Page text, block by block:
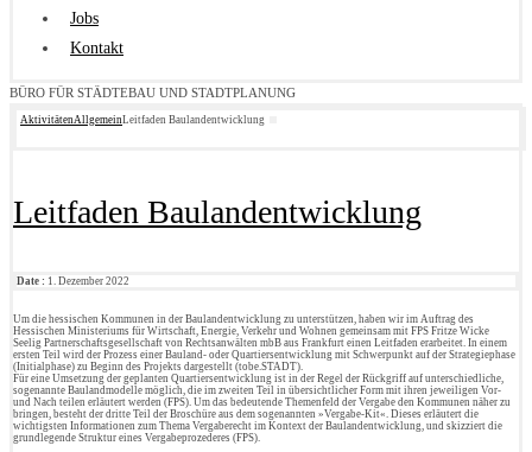
Jobs
Kontakt
BÜRO FÜR STÄDTEBAU UND STADTPLANUNG
AktivitätenAllgemeinLeitfaden Baulandentwicklung
Leitfaden Baulandentwicklung
Date : 1. Dezember 2022
Um die hessischen Kommunen in der Baulandentwicklung zu unterstützen, haben wir im Auftrag des
Hessischen Ministeriums für Wirtschaft, Energie, Verkehr und Wohnen gemeinsam mit FPS Fritze Wicke
Seelig Partnerschaftsgesellschaft von Rechtsanwälten mbB aus Frankfurt einen Leitfaden erarbeitet. In einem
ersten Teil wird der Prozess einer Bauland- oder Quartiersentwicklung mit Schwerpunkt auf der Strategiephase
(Initialphase) zu Beginn des Projekts dargestellt (tobe.STADT).
Für eine Umsetzung der geplanten Quartiersentwicklung ist in der Regel der Rückgriff auf unterschiedliche,
sogenannte Baulandmodelle möglich, die im zweiten Teil in übersichtlicher Form mit ihren jeweiligen Vor-
und Nach­ teilen erläutert werden (FPS). Um das bedeutende Themenfeld der Vergabe den Kommunen näher zu
bringen, besteht der dritte Teil der Broschüre aus dem sogenannten »Vergabe-Kit«. Dieses erläutert die
wichtigsten Informationen zum Thema Vergaberecht im Kontext der Baulandentwicklung, und skizziert die
grundlegende Struktur eines Vergabeprozederes (FPS).